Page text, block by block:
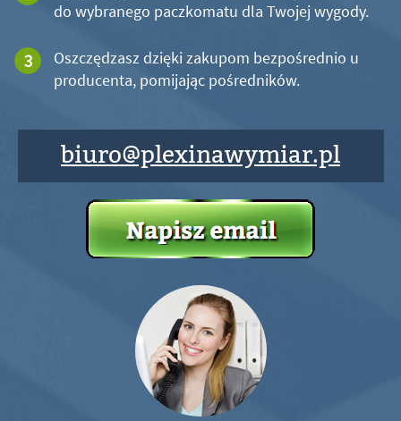
do wybranego paczkomatu dla Twojej wygody.
Oszczędzasz dzięki zakupom bezpośrednio u
producenta, pomijając pośredników.
biuro@plexinawymiar.pl